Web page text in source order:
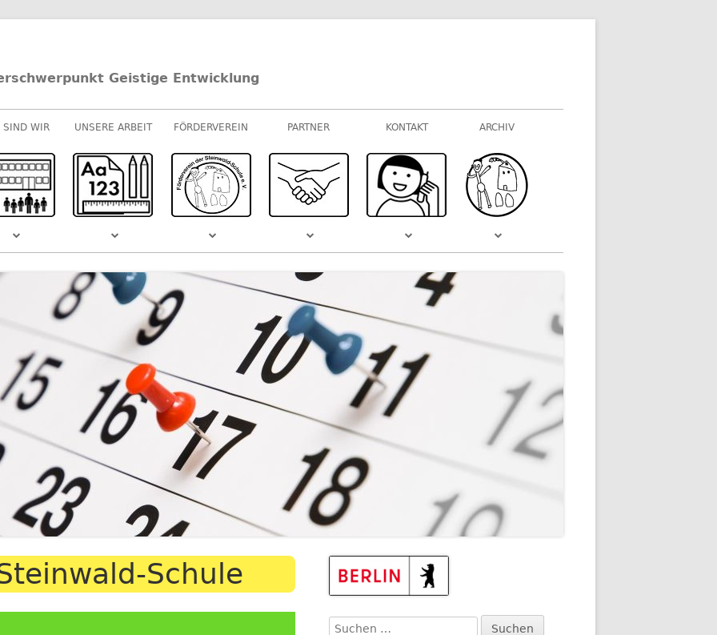
Geistige Entwicklung
SIND WIR
SCHULVIDEO
SCHULLEITUNG
SEKRETARIAT
UNSERE ARBEIT
M-STUFEN
MUSIK
SPORT
RELIGION
SCHULGARTEN
WEITERE AKTIVITÄTEN
PROJEKTE
ARBEITSGEMEINSCHAFTEN
FÖRDERVEREIN PARTNER
SPONSOREN
KONTAKT ARCHIV
Schule
Haupt-
Suchen